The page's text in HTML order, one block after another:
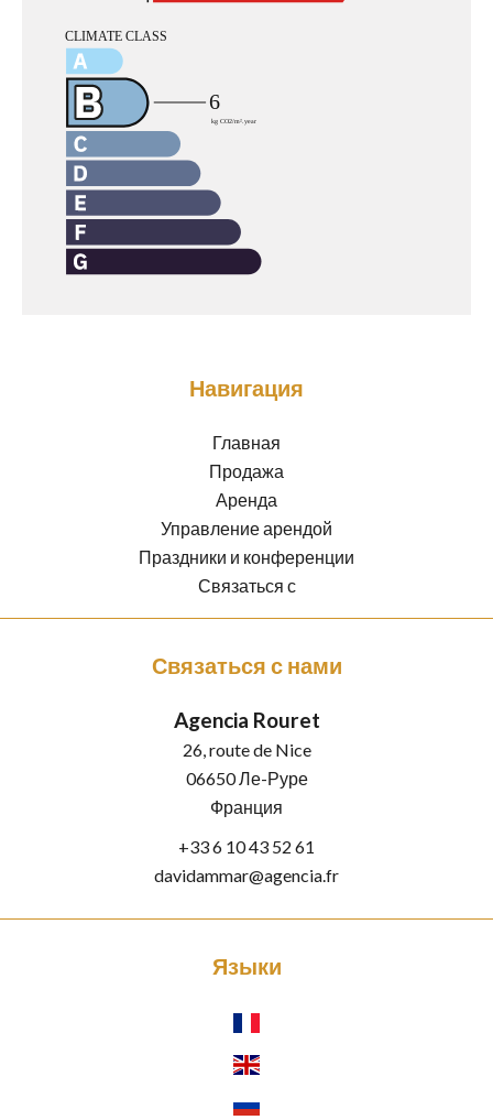
Навигация
Главная
Продажа
Аренда
Управление арендой
Праздники и конференции
Связаться с
Связаться с нами
Agencia Rouret
26, route de Nice
06650Ле-Руре
Франция
+33 6 10 43 52 61
davidammar@agencia.fr
Языки